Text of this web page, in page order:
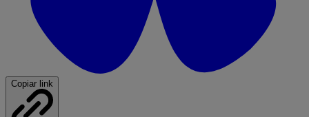
Copiar link